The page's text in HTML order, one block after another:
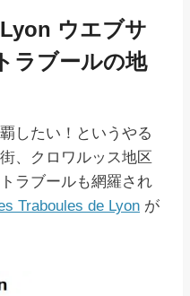
ウエブサ
ラブールの地
したい！というやる
、クロワルッス地区
ラブールも網羅され
Traboules de Lyon が